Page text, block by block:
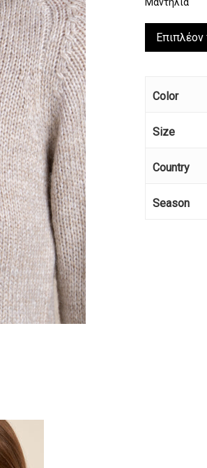
Color
Size
Country
Season